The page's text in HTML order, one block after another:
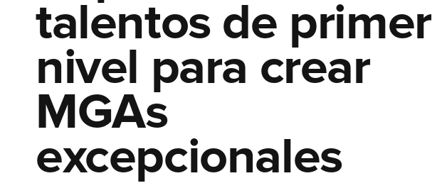
TÉRMINOS Y CONDICIONES
POLÍTICA DE PRIVACIDAD
LINKEDIN
POLÍTICA DE COOKIES
talentos de primer
nivel para crear
MGAs
excepcionales